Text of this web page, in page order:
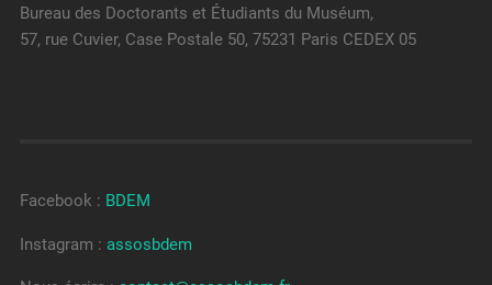
Bureau des Doctorants et Étudiants du Muséum,
57, rue Cuvier, Case Postale 50, 75231 Paris CEDEX 05
Facebook : BDEM
Instagram : assosbdem